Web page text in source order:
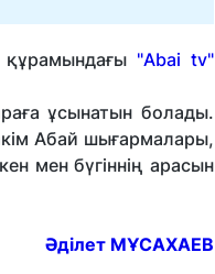
құрамындағы "Abai tv"
ұсынатын болады.
Абай шығармалары,
мен бүгіннің арасын
Әділет МҰСАХАЕВ